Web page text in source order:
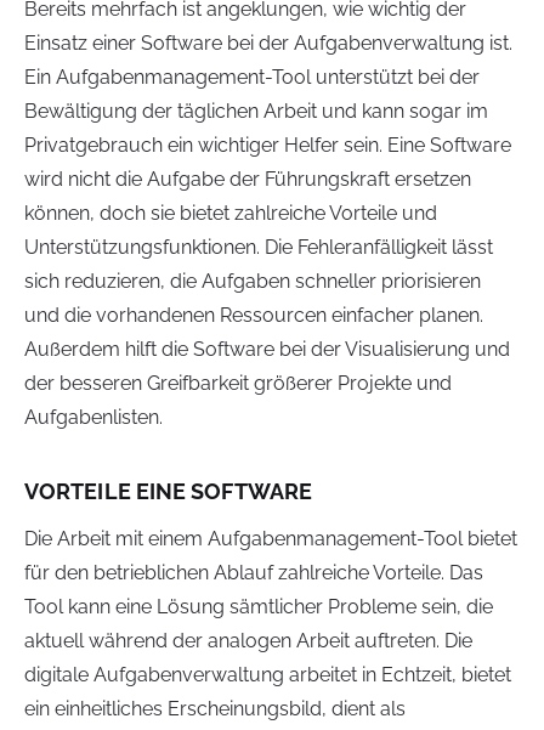
Bereits mehrfach ist angeklungen, wie wichtig der
Einsatz einer Software bei der Aufgabenverwaltung ist.
Ein Aufgabenmanagement-Tool unterstützt bei der
Bewältigung der täglichen Arbeit und kann sogar im
Privatgebrauch ein wichtiger Helfer sein. Eine Software
wird nicht die Aufgabe der Führungskraft ersetzen
können, doch sie bietet zahlreiche Vorteile und
Unterstützungsfunktionen. Die Fehleranfälligkeit lässt
sich reduzieren, die Aufgaben schneller priorisieren
und die vorhandenen Ressourcen einfacher planen.
Außerdem hilft die Software bei der Visualisierung und
der besseren Greifbarkeit größerer Projekte und
Aufgabenlisten.
VORTEILE EINE SOFTWARE
Die Arbeit mit einem Aufgabenmanagement-Tool bietet
für den betrieblichen Ablauf zahlreiche Vorteile. Das
Tool kann eine Lösung sämtlicher Probleme sein, die
aktuell während der analogen Arbeit auftreten. Die
digitale Aufgabenverwaltung arbeitet in Echtzeit, bietet
ein einheitliches Erscheinungsbild, dient als